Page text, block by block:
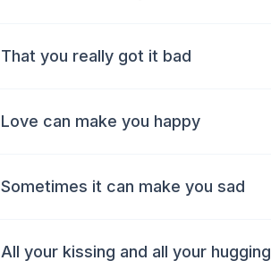
That you really got it bad
Love can make you happy
Sometimes it can make you sad
All your kissing and all your hugging